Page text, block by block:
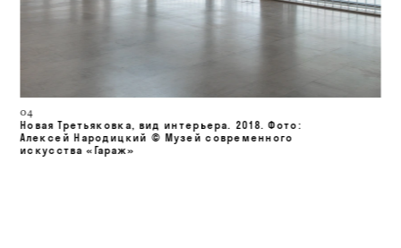
04
Новая Третьяковка, вид интерьера. 2018. Фото:
Алексей Народицкий © Музей современного
искусства «Гараж»